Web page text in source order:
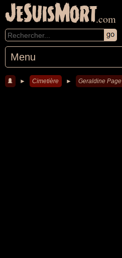
JeSuisMort.com
Menu
► Cimetière ► Geraldine Page